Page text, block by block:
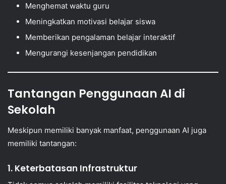
Menghemat waktu guru
Meningkatkan motivasi belajar siswa
Memberikan pengalaman belajar interaktif
Mengurangi kesenjangan pendidikan
Tantangan Penggunaan AI di
Sekolah
Meskipun memiliki banyak manfaat, penggunaan AI juga
memiliki tantangan:
1. Keterbatasan Infrastruktur